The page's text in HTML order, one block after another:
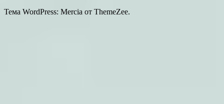
Тема WordPress: Mercia от ThemeZee.